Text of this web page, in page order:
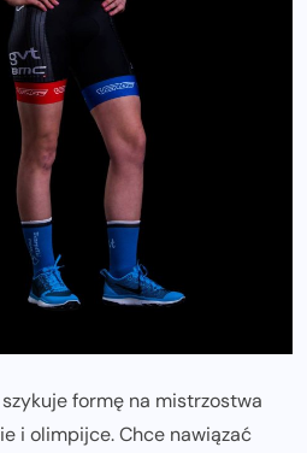
formę na mistrzostwa
i olimpijce. Chce nawiązać